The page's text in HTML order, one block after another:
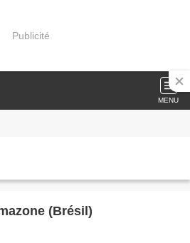
Publicité
MENU
(Brésil)